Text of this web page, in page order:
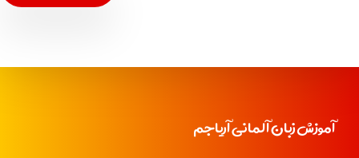
آموزش زبان آلمانی آریاجم